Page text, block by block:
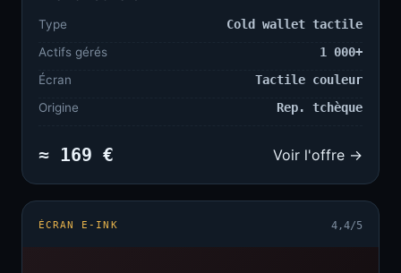
Type
Cold wallet tactile
Actifs gérés
1 000+
Écran
Tactile couleur
Origine
Rep. tchèque
≈ 169 € Voir l'offre →
ÉCRAN E-INK 4,4/5